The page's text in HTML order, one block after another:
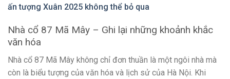
ấn tượng Xuân 2025 không thể bỏ qua
Nhà cổ 87 Mã Mây – Ghi lại những khoảnh khắc
văn hóa
Nhà cổ 87 Mã Mây không chỉ đơn thuần là một ngôi nhà mà
còn là biểu tượng của văn hóa và lịch sử của Hà Nội. Khi